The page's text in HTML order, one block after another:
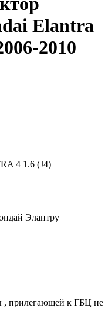
Elantra
2010
4 1.6 (J4)
Элантру
, прилегающей к ГБЦ не